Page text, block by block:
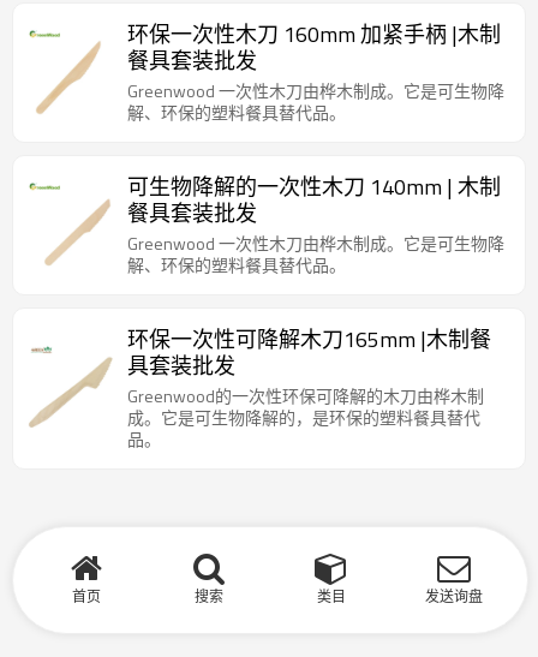
环保一次性木刀 160mm 加紧手柄 |木制
餐具套装批发
Greenwood 一次性木刀由桦木制成。它是可生物降
解、环保的塑料餐具替代品。
可生物降解的一次性木刀 140mm | 木制
餐具套装批发
Greenwood 一次性木刀由桦木制成。它是可生物降
解、环保的塑料餐具替代品。
环保一次性可降解木刀165mm |木制餐
具套装批发
Greenwood的一次性环保可降解的木刀由桦木制
成。它是可生物降解的，是环保的塑料餐具替代
品。
首页 搜索 类目 发送询盘